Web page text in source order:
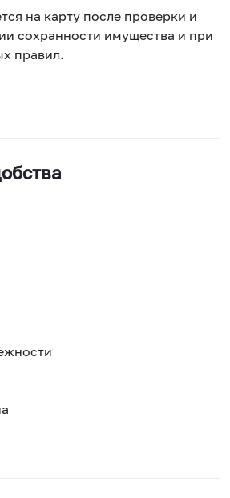
на карту после проверки и
сохранности имущества и при
правил.